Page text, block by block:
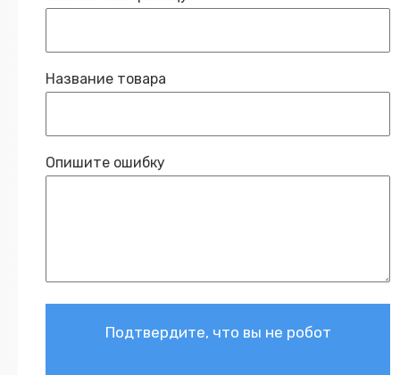
Название товара
Опишите ошибку
Подтвердите, что вы не робот